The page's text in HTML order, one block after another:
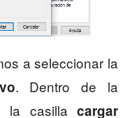
a seleccionar la
. Dentro de la
la casilla cargar